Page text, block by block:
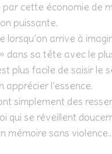
par cette économie de
puissante.
lorsqu’on arrive à
dans sa tête avec le
plus facile de saisir le
apprécier l’essence.
simplement des
qui se réveillent
mémoire sans violence…